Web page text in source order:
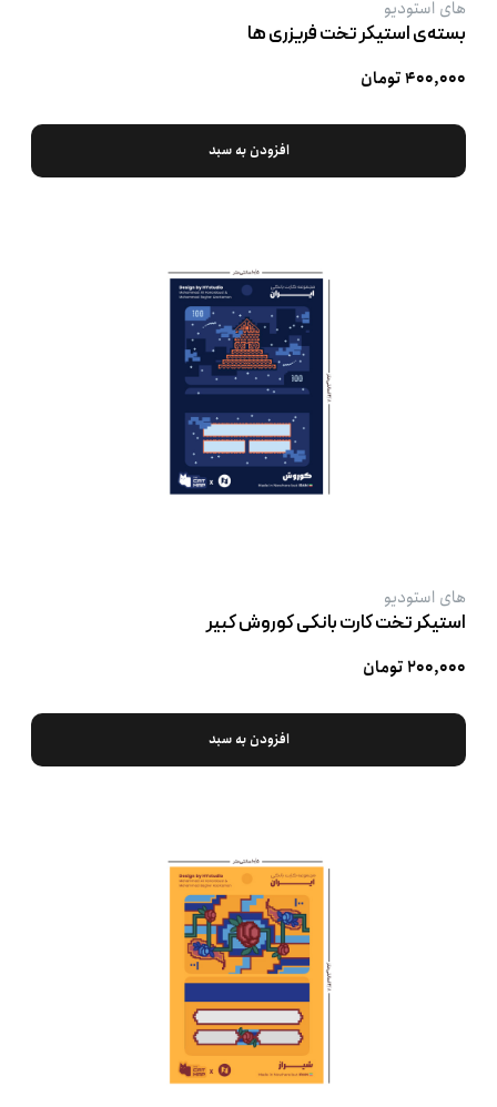
های استودیو
بسته‌ی استیکر تخت فریزری ها
۴۰۰,۰۰۰ تومان
افزودن به سبد
های استودیو
استیکر تخت کارت بانکی کوروش کبیر
۲۰۰,۰۰۰ تومان
افزودن به سبد